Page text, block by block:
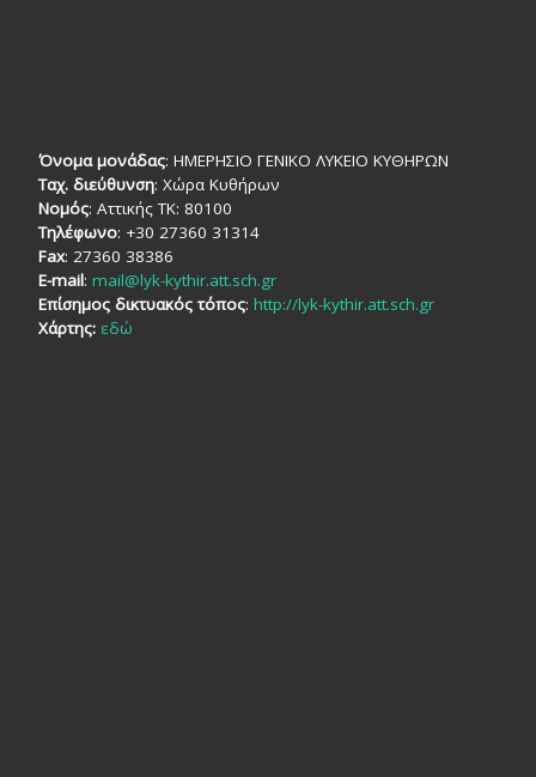
Όνομα μονάδας: ΗΜΕΡΗΣΙΟ ΓΕΝΙΚΟ ΛΥΚΕΙΟ ΚΥΘΗΡΩΝ
Ταχ. διεύθυνση: Χώρα Κυθήρων
Νομός: Αττικής TK: 80100
Τηλέφωνο: +30 27360 31314
Fax: 27360 38386
E-mail: mail@lyk-kythir.att.sch.gr
Επίσημος δικτυακός τόπος: http://lyk-kythir.att.sch.gr
Χάρτης: εδώ